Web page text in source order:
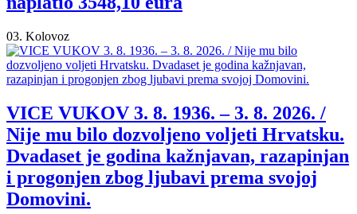
03. Kolovoz
VICE VUKOV 3. 8. 1936. – 3. 8. 2026. /
Nije mu bilo dozvoljeno voljeti Hrvatsku.
Dvadaset je godina kažnjavan, razapinjan
i progonjen zbog ljubavi prema svojoj
Domovini.